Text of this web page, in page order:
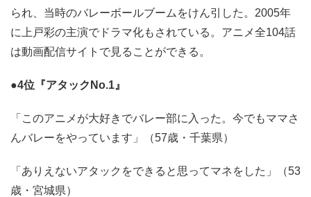
られ、当時のバレーボールブームをけん引した。2005年
に上戸彩の主演でドラマ化もされている。アニメ全104話
は動画配信サイトで見ることができる。
●4位『アタックNo.1』
「このアニメが大好きでバレー部に入った。今でもママさ
んバレーをやっています」（57歳・千葉県）
「ありえないアタックをできると思ってマネをした」（53
歳・宮城県）